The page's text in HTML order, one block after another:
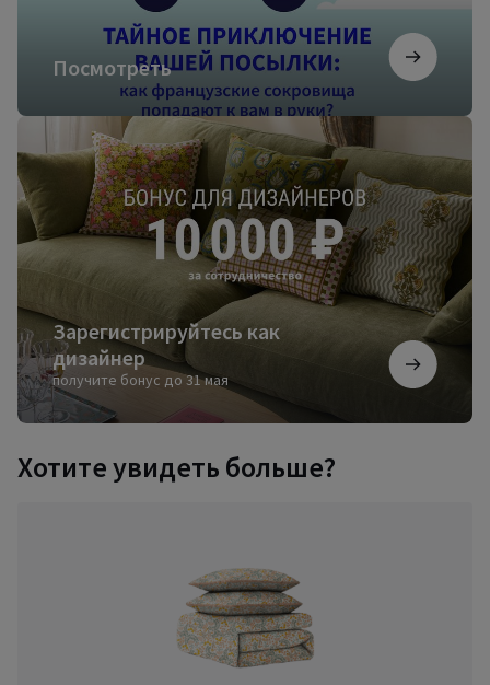
Посмотреть
Зарегистрируйтесь как
дизайнер
получите бонус до 31 мая
Зарегистрируйтесь
как
дизайнер
Хотите увидеть больше?